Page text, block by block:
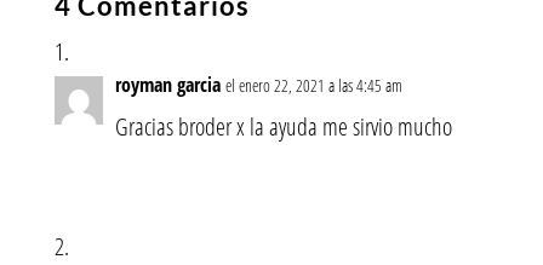
royman garcia el enero 22, 2021 a las 4:45 am
Gracias broder x la ayuda me sirvio mucho